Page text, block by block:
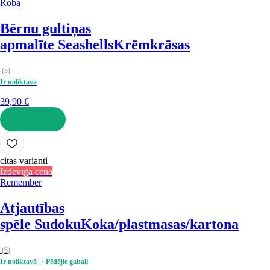
Roba
Bērnu gultiņas
apmalīte SeashellsKrēmkrāsas
(3)
Ir noliktavā
39,90 €
LIKT GROZĀ
citas varianti
Izdevīga cena
Remember
Atjautības
spēle SudokuKoka/plastmasas/kartona
(6)
Ir noliktavā
Pēdējie gabali